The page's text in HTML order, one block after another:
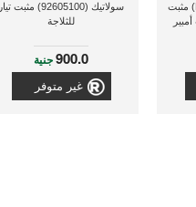
هيميل (HTND1P5HE220) مثبت
سولاتيك (92605100) مثبت تيار
للثلاجة
900.0جنية
غير متوفر